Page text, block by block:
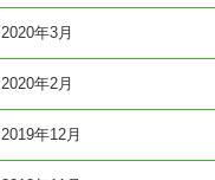
2020年3月
2020年2月
2019年12月